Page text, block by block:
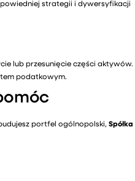
strategii i dywersyfikacji
lub przesunięcie części aktywów.
podatkowym.
portfel ogólnopolski, Spółka